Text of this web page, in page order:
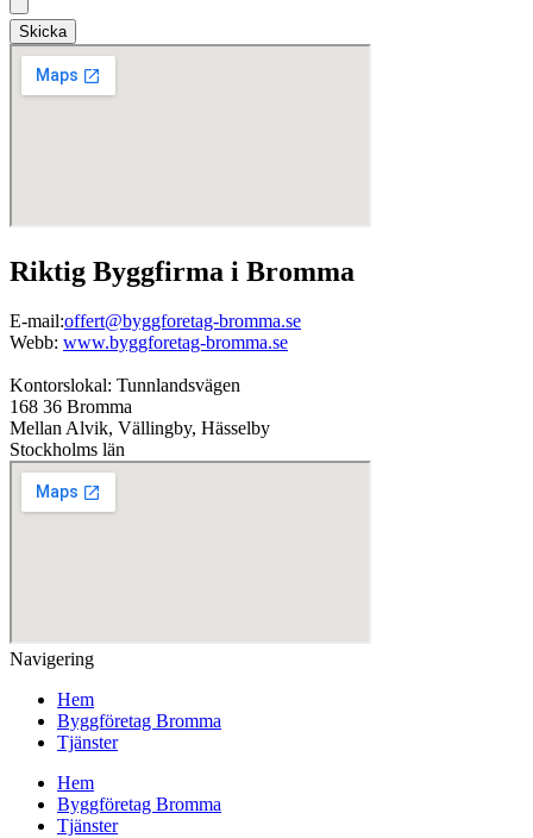
Skicka
Riktig Byggfirma i Bromma
E-mail:offert@byggforetag-bromma.se
Webb: www.byggforetag-bromma.se
Kontorslokal: Tunnlandsvägen
168 36 Bromma
Mellan Alvik, Vällingby, Hässelby
Stockholms län
Navigering
Hem
Byggföretag Bromma
Tjänster
Hem
Byggföretag Bromma
Tjänster